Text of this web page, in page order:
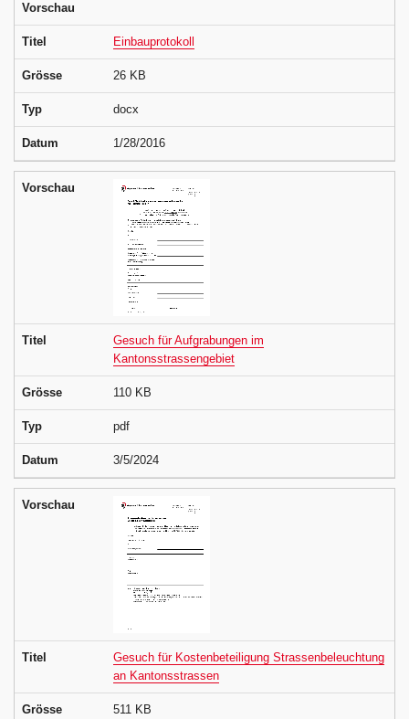
Vorschau
Titel Einbauprotokoll
Grösse 26 KB
Typ docx
Datum 1/28/2016
Vorschau
Titel
Gesuch für Aufgrabungen im
Kantonsstrassengebiet
Grösse 110 KB
Typ pdf
Datum 3/5/2024
Vorschau
Titel
Gesuch für Kostenbeteiligung Strassenbeleuchtung
an Kantonsstrassen
Grösse 511 KB